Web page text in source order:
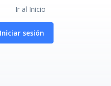
Ir al Inicio
Iniciar sesión